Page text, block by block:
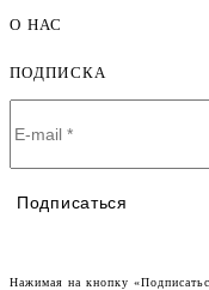
Мужская одежда
Оплата и доставка
Договор-оферта
Условия
О НАС
Lookbook
ПОДПИСКА
Подписаться
Нажимая на кнопку